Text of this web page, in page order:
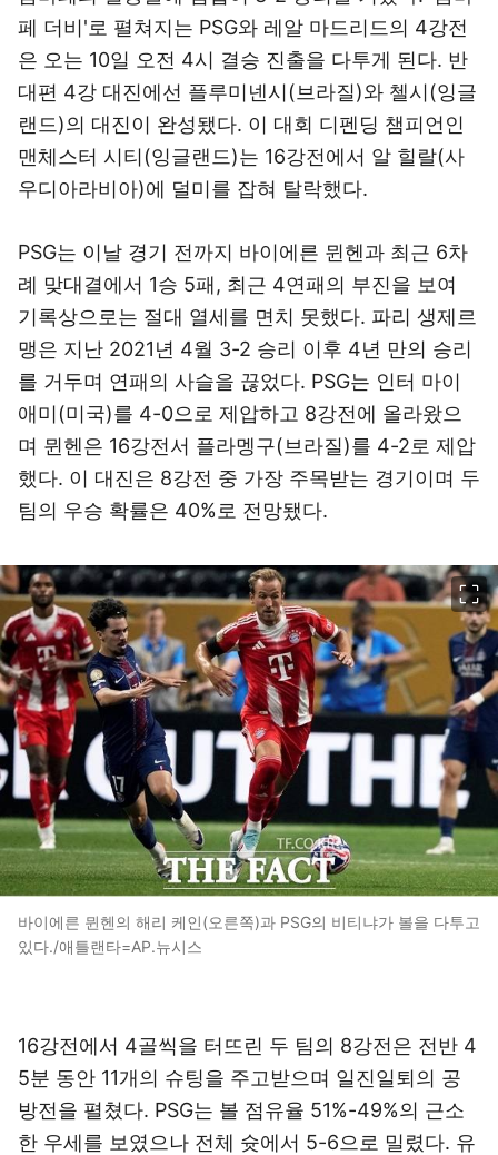
페 더비'로 펼쳐지는 PSG와 레알 마드리드의 4강전
은 오는 10일 오전 4시 결승 진출을 다투게 된다. 반
대편 4강 대진에선 플루미넨시(브라질)와 첼시(잉글
랜드)의 대진이 완성됐다. 이 대회 디펜딩 챔피언인
맨체스터 시티(잉글랜드)는 16강전에서 알 힐랄(사
우디아라비아)에 덜미를 잡혀 탈락했다.
PSG는 이날 경기 전까지 바이에른 뮌헨과 최근 6차
례 맞대결에서 1승 5패, 최근 4연패의 부진을 보여
기록상으로는 절대 열세를 면치 못했다. 파리 생제르
맹은 지난 2021년 4월 3-2 승리 이후 4년 만의 승리
를 거두며 연패의 사슬을 끊었다. PSG는 인터 마이
애미(미국)를 4-0으로 제압하고 8강전에 올라왔으
며 뮌헨은 16강전서 플라멩구(브라질)를 4-2로 제압
했다. 이 대진은 8강전 중 가장 주목받는 경기이며 두
팀의 우승 확률은 40%로 전망됐다.
바이에른 뮌헨의 해리 케인(오른쪽)과 PSG의 비티냐가 볼을 다투고
있다./애틀랜타=AP.뉴시스
16강전에서 4골씩을 터뜨린 두 팀의 8강전은 전반 4
5분 동안 11개의 슈팅을 주고받으며 일진일퇴의 공
방전을 펼쳤다. PSG는 볼 점유율 51%-49%의 근소
한 우세를 보였으나 전체 슛에서 5-6으로 밀렸다. 유